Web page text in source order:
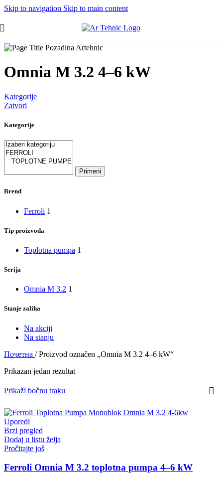
Skip to navigation Skip to main content
Omnia M 3.2 4–6 kW
Kategorije
Zatvori
Kategorije
Primeni
Brend
Ferroli 1
Tip proizvoda
Toplotna pumpa 1
Serija
Omnia M 3.2 1
Stanje zaliha
Na akciji
Na stanju
Почетна / Proizvod označen „Omnia M 3.2 4–6 kW“
Prikazan jedan rezultat
Prikaži bočnu traku
Uporedi
Brzi pregled
Dodaj u listu želja
Pročitajte još
Ferroli Omnia M 3.2 toplotna pumpa 4–6 kW